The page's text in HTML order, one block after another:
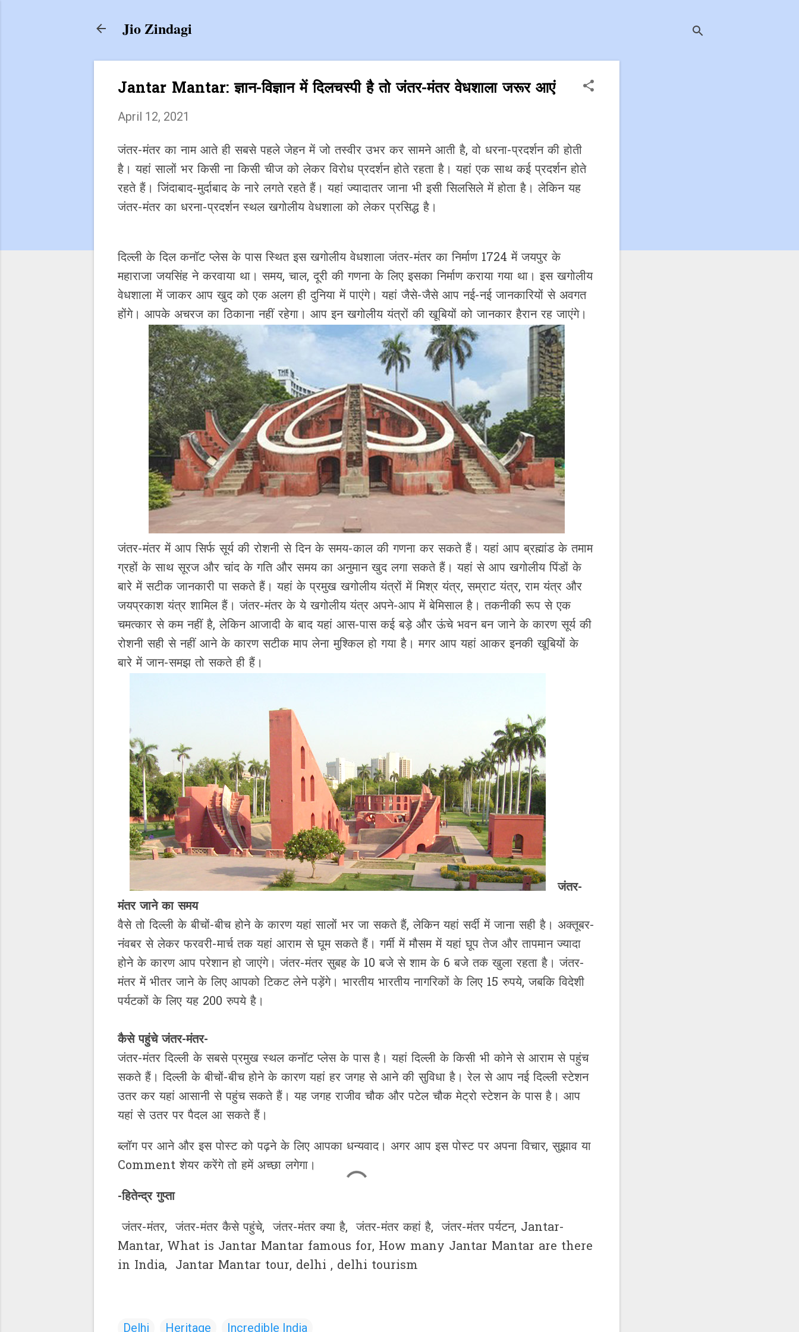
Jio Zindagi
Jantar Mantar: ज्ञान-विज्ञान में दिलचस्पी है तो जंतर-मंतर वेधशाला जरूर आएं
April 12, 2021
जंतर-मंतर का नाम आते ही सबसे पहले जेहन में जो तस्वीर उभर कर सामने आती है, वो धरना-प्रदर्शन की होती
है। यहां सालों भर किसी ना किसी चीज को लेकर विरोध प्रदर्शन होते रहता है। यहां एक साथ कई प्रदर्शन होते
रहते हैं। जिंदाबाद-मुर्दाबाद के नारे लगते रहते हैं। यहां ज्यादातर जाना भी इसी सिलसिले में होता है। लेकिन यह
जंतर-मंतर का धरना-प्रदर्शन स्थल खगोलीय वेधशाला को लेकर प्रसिद्ध है।
दिल्ली के दिल कनॉट प्लेस के पास स्थित इस खगोलीय वेधशाला जंतर-मंतर का निर्माण 1724 में जयपुर के
महाराजा जयसिंह ने करवाया था। समय, चाल, दूरी की गणना के लिए इसका निर्माण कराया गया था। इस खगोलीय
वेधशाला में जाकर आप खुद को एक अलग ही दुनिया में पाएंगे। यहां जैसे-जैसे आप नई-नई जानकारियों से अवगत
होंगे। आपके अचरज का ठिकाना नहीं रहेगा। आप इन खगोलीय यंत्रों की खूबियों को जानकार हैरान रह जाएंगे।
जंतर-मंतर में आप सिर्फ सूर्य की रोशनी से दिन के समय-काल की गणना कर सकते हैं। यहां आप ब्रह्मांड के तमाम
ग्रहों के साथ सूरज और चांद के गति और समय का अनुमान खुद लगा सकते हैं। यहां से आप खगोलीय पिंडों के
बारे में सटीक जानकारी पा सकते हैं। यहां के प्रमुख खगोलीय यंत्रों में मिश्र यंत्र, सम्राट यंत्र, राम यंत्र और
जयप्रकाश यंत्र शामिल हैं। जंतर-मंतर के ये खगोलीय यंत्र अपने-आप में बेमिसाल है। तकनीकी रूप से एक
चमत्कार से कम नहीं है, लेकिन आजादी के बाद यहां आस-पास कई बड़े और ऊंचे भवन बन जाने के कारण सूर्य की
रोशनी सही से नहीं आने के कारण सटीक माप लेना मुश्किल हो गया है। मगर आप यहां आकर इनकी खूबियों के
बारे में जान-समझ तो सकते ही हैं।
जंतर-
मंतर जाने का समय
वैसे तो दिल्ली के बीचों-बीच होने के कारण यहां सालों भर जा सकते हैं, लेकिन यहां सर्दी में जाना सही है। अक्तूबर-
नंवबर से लेकर फरवरी-मार्च तक यहां आराम से घूम सकते हैं। गर्मी में मौसम में यहां घूप तेज और तापमान ज्यादा
होने के कारण आप परेशान हो जाएंगे। जंतर-मंतर सुबह के 10 बजे से शाम के 6 बजे तक खुला रहता है। जंतर-
मंतर में भीतर जाने के लिए आपको टिकट लेने पड़ेंगे। भारतीय भारतीय नागरिकों के लिए 15 रुपये, जबकि विदेशी
पर्यटकों के लिए यह 200 रुपये है।
कैसे पहुंचे जंतर-मंतर-
जंतर-मंतर दिल्ली के सबसे प्रमुख स्थल कनॉट प्लेस के पास है। यहां दिल्ली के किसी भी कोने से आराम से पहुंच
सकते हैं। दिल्ली के बीचों-बीच होने के कारण यहां हर जगह से आने की सुविधा है। रेल से आप नई दिल्ली स्टेशन
उतर कर यहां आसानी से पहुंच सकते हैं। यह जगह राजीव चौक और पटेल चौक मेट्रो स्टेशन के पास है। आप
यहां से उतर पर पैदल आ सकते हैं।
ब्लॉग पर आने और इस पोस्ट को पढ़ने के लिए आपका धन्यवाद। अगर आप इस पोस्ट पर अपना विचार, सुझाव या
Comment शेयर करेंगे तो हमें अच्छा लगेगा।
-हितेन्द्र गुप्ता
जंतर-मंतर, जंतर-मंतर कैसे पहुंचे, जंतर-मंतर क्या है, जंतर-मंतर कहां है, जंतर-मंतर पर्यटन, Jantar-
Mantar, What is Jantar Mantar famous for, How many Jantar Mantar are there
in India, Jantar Mantar tour, delhi , delhi tourism
Delhi Heritage Incredible India